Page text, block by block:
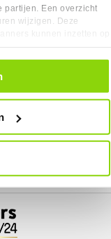
partijen. Een overzicht
wijzigen. Deze
altijd intrekken, dit doe je
‘Cookievoorkeuren’